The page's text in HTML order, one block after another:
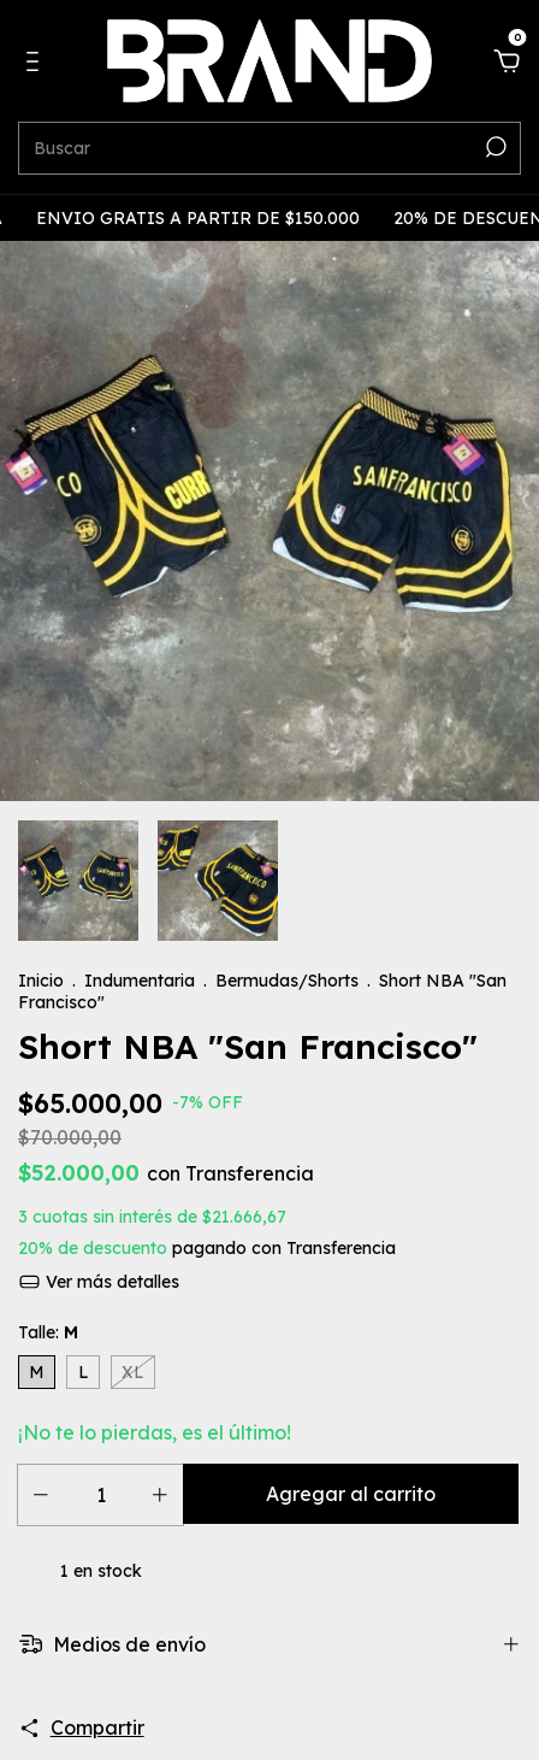
0
ENVIO GRATIS A PARTIR DE $150.000 20% DE
Inicio . Indumentaria . Bermudas/Shorts . Short NBA "San
Francisco"
Short NBA "San Francisco"
$65.000,00 -7% OFF
$70.000,00
$52.000,00 con Transferencia
3 cuotas sin interés de $21.666,67
20% de descuento pagando con Transferencia
Ver más detalles
Talle: M
M
L XL
¡No te lo pierdas, es el último!
1 en stock
Medios de envío
Compartir